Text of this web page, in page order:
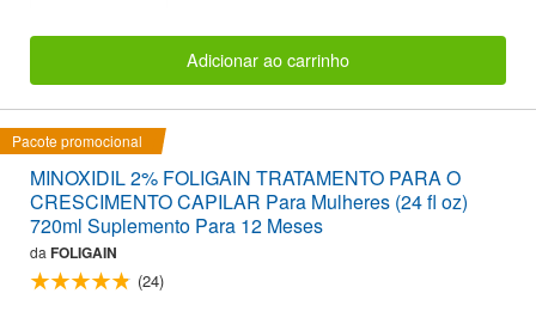
Adicionar ao carrinho
Pacote promocional
MINOXIDIL 2% FOLIGAIN TRATAMENTO PARA O
CRESCIMENTO CAPILAR Para Mulheres (24 fl oz)
720ml Suplemento Para 12 Meses
da FOLIGAIN
(24)